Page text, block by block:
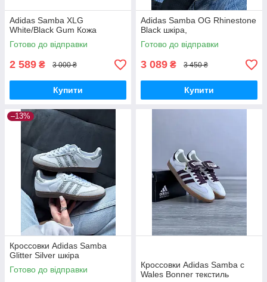
Adidas Samba XLG
White/Black Gum Кожа
Готово до відправки
2 589 ₴ 3 000 ₴
Купити
Adidas Samba OG Rhinestone
Black шкіра,
Готово до відправки
3 089 ₴ 3 450 ₴
Купити
–13%
Кроссовки Adidas Samba
Glitter Silver шкіра
Готово до відправки
Кроссовки Adidas Samba c
Wales Bonner текстиль